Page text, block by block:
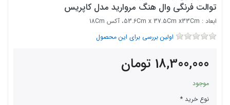
توالت فرنگی وال هنگ مروارید مدل کاپریس
ابعاد : 53.6Cm x 37.5Cm x33Cm، آکس 18Cm
اولین بررسی برای این محصول
18,300,000 تومان
موجود
نوع خرید